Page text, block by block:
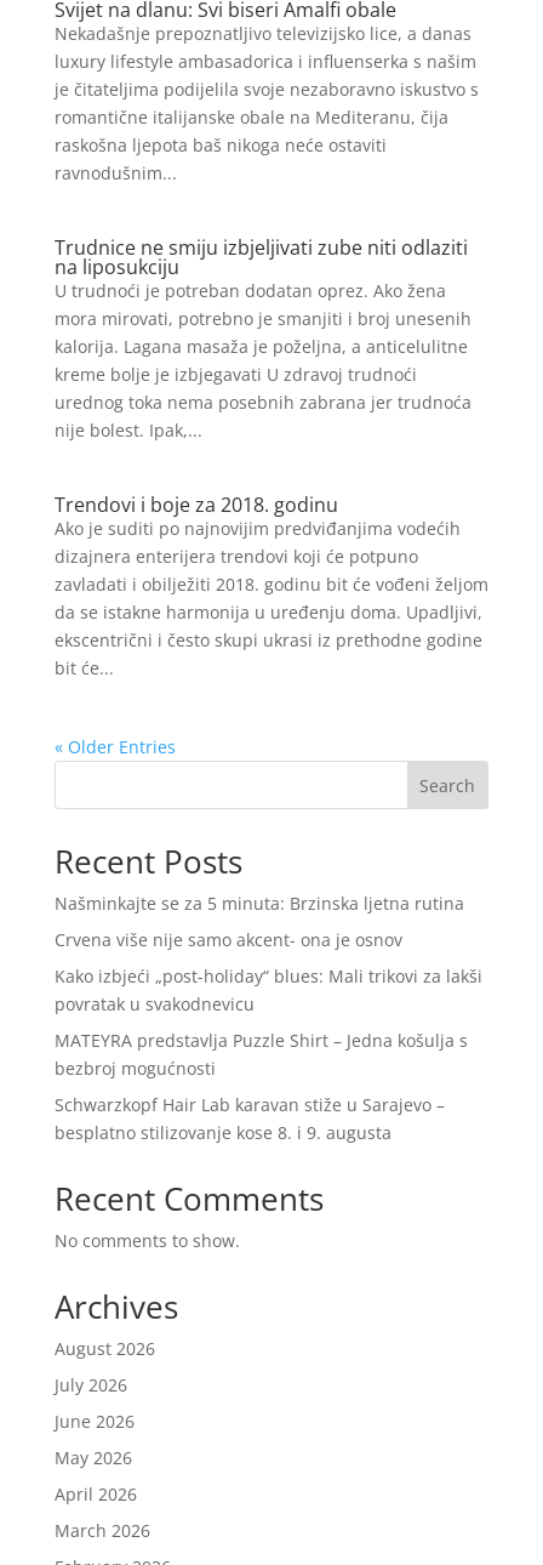
Svijet na dlanu: Svi biseri Amalfi obale
Nekadašnje prepoznatljivo televizijsko lice, a danas
luxury lifestyle ambasadorica i influenserka s našim
je čitateljima podijelila svoje nezaboravno iskustvo s
romantične italijanske obale na Mediteranu, čija
raskošna ljepota baš nikoga neće ostaviti
ravnodušnim...
Trudnice ne smiju izbjeljivati zube niti odlaziti
na liposukciju
U trudnoći je potreban dodatan oprez. Ako žena
mora mirovati, potrebno je smanjiti i broj unesenih
kalorija. Lagana masaža je poželjna, a anticelulitne
kreme bolje je izbjegavati U zdravoj trudnoći
urednog toka nema posebnih zabrana jer trudnoća
nije bolest. Ipak,...
Trendovi i boje za 2018. godinu
Ako je suditi po najnovijim predviđanjima vodećih
dizajnera enterijera trendovi koji će potpuno
zavladati i obilježiti 2018. godinu bit će vođeni željom
da se istakne harmonija u uređenju doma. Upadljivi,
ekscentrični i često skupi ukrasi iz prethodne godine
bit će...
« Older Entries
Search
Recent Posts
Našminkajte se za 5 minuta: Brzinska ljetna rutina
Crvena više nije samo akcent- ona je osnov
Kako izbjeći „post-holiday“ blues: Mali trikovi za lakši
povratak u svakodnevicu
MATEYRA predstavlja Puzzle Shirt – Jedna košulja s
bezbroj mogućnosti
Schwarzkopf Hair Lab karavan stiže u Sarajevo –
besplatno stilizovanje kose 8. i 9. augusta
Recent Comments
No comments to show.
Archives
August 2026
July 2026
June 2026
May 2026
April 2026
March 2026